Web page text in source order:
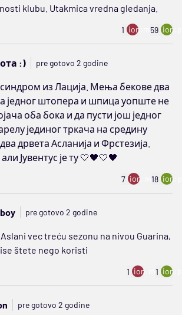
klubu. Utakmica vredna gledanja.
1 ion:minus
59
:) pre gotovo 2 godine
из Лација. Мења бекове два
једног штопера и шпица уопште не
оба бока и да пусти још једног
јединог тркача на средину
дрвета Асланија и Фрстезија.
Јувентус је ту 🤍🖤🤍🖤
7 ion:minus
18
pre gotovo 2 godine
vec treću sezonu na nivou Guarina,
štete nego koristi
1 ion:minus
1
pre gotovo 2 godine